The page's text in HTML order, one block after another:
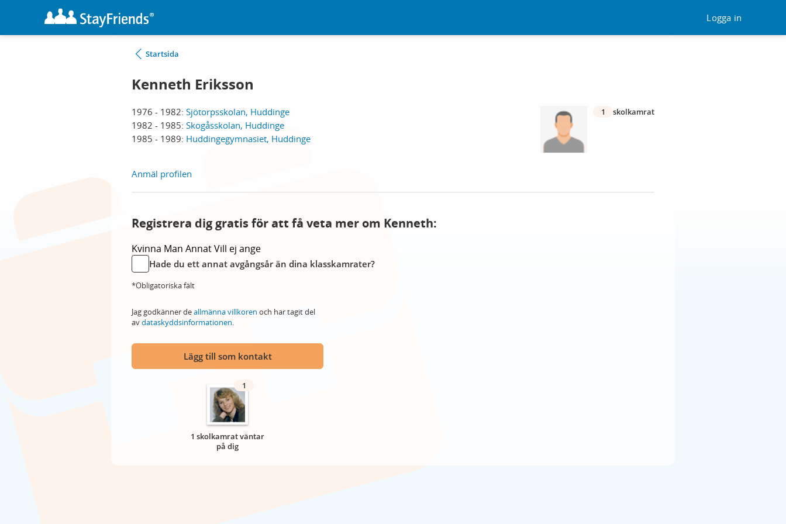
Logga in
Startsida
Kenneth Eriksson
1976 - 1982: Sjötorpsskolan, Huddinge
1982 - 1985: Skogåsskolan, Huddinge
1985 - 1989: Huddingegymnasiet, Huddinge
1 skolkamrat
Anmäl profilen
Registrera dig gratis för att få veta mer om Kenneth:
Kvinna Man AnnatVill ej ange
Hade du ett annat avgångsår än dina klasskamrater?
*Obligatoriska fält
Jag godkänner deallmänna villkoren och har tagit del
avdataskyddsinformationen.
Lägg till som kontakt
1
1 skolkamrat väntar
på dig